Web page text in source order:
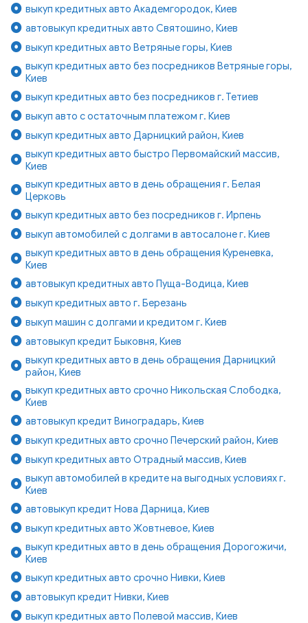
выкуп кредитных авто Академгородок, Киев
автовыкуп кредитных авто Святошино, Киев
выкуп кредитных авто Ветряные горы, Киев
выкуп кредитных авто без посредников Ветряные горы,
Киев
выкуп кредитных авто без посредников г. Тетиев
выкуп авто с остаточным платежом г. Киев
выкуп кредитных авто Дарницкий район, Киев
выкуп кредитных авто быстро Первомайский массив,
Киев
выкуп кредитных авто в день обращения г. Белая
Церковь
выкуп кредитных авто без посредников г. Ирпень
выкуп автомобилей с долгами в автосалоне г. Киев
выкуп кредитных авто в день обращения Куреневка,
Киев
автовыкуп кредитных авто Пуща-Водица, Киев
выкуп кредитных авто г. Березань
выкуп машин с долгами и кредитом г. Киев
автовыкуп кредит Быковня, Киев
выкуп кредитных авто в день обращения Дарницкий
район, Киев
выкуп кредитных авто срочно Никольская Слободка,
Киев
автовыкуп кредит Виноградарь, Киев
выкуп кредитных авто срочно Печерский район, Киев
выкуп кредитных авто Отрадный массив, Киев
выкуп автомобилей в кредите на выгодных условиях г.
Киев
автовыкуп кредит Нова Дарница, Киев
выкуп кредитных авто Жовтневое, Киев
выкуп кредитных авто в день обращения Дорогожичи,
Киев
выкуп кредитных авто срочно Нивки, Киев
автовыкуп кредит Нивки, Киев
выкуп кредитных авто Полевой массив, Киев